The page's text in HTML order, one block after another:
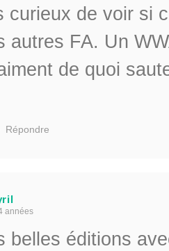
curieux de voir si
autres FA. Un
de quoi
Répondre
années
belles éditions